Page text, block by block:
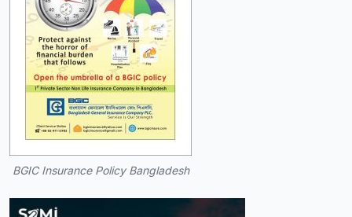
BGIC Insurance Policy Bangladesh